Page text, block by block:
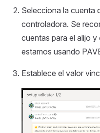
Selecciona la cuenta
controladora. Se
cuentas para el alijo
estamos usando
Establece el valor